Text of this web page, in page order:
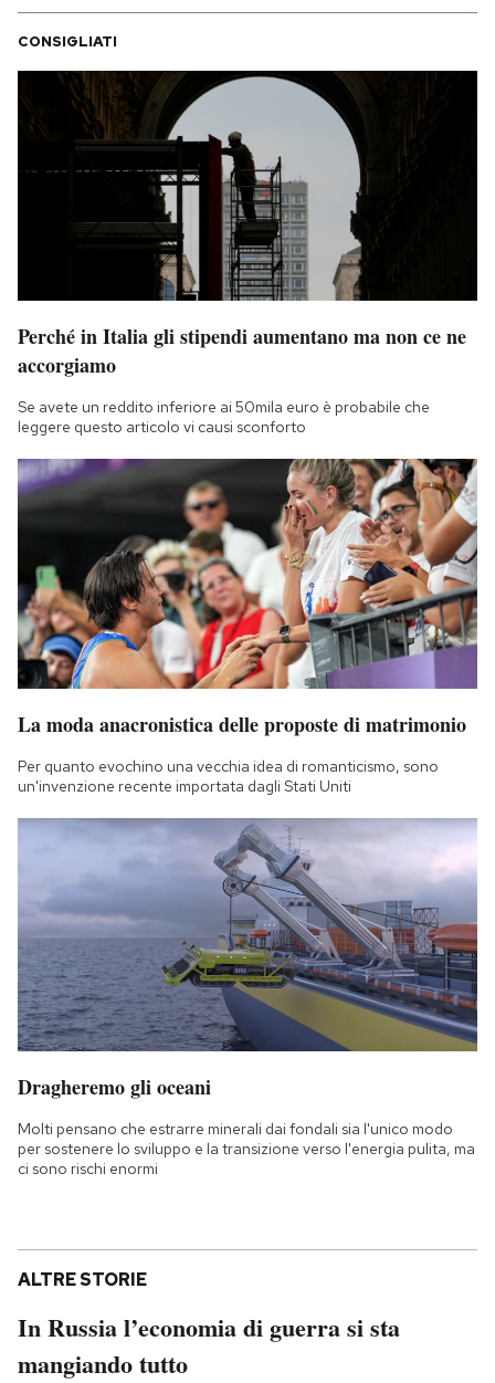
CONSIGLIATI
Perché in Italia gli stipendi aumentano ma non ce ne
accorgiamo
Se avete un reddito inferiore ai 50mila euro è probabile che
leggere questo articolo vi causi sconforto
La moda anacronistica delle proposte di matrimonio
Per quanto evochino una vecchia idea di romanticismo, sono
un'invenzione recente importata dagli Stati Uniti
Dragheremo gli oceani
Molti pensano che estrarre minerali dai fondali sia l'unico modo
per sostenere lo sviluppo e la transizione verso l'energia pulita, ma
ci sono rischi enormi
ALTRE STORIE
In Russia l’economia di guerra si sta
mangiando tutto